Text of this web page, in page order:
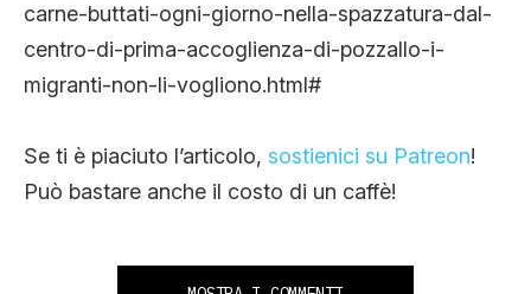
carne-buttati-ogni-giorno-nella-spazzatura-dal-
centro-di-prima-accoglienza-di-pozzallo-i-
migranti-non-li-vogliono.html#
Se ti è piaciuto l’articolo, sostienici su Patreon!
Può bastare anche il costo di un caffè!